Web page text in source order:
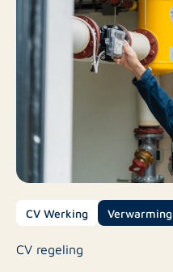
CV Werking Verwarming
CV regeling